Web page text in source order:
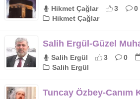
Hikmet Çağlar 3 0
Hikmet Çağlar
Salih Ergül-Güzel
Salih Ergül 3 0
Salih Ergül
Tuncay Özbey-Canım